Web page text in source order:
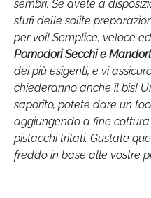
sembri. Se avete a
stufi delle solite
per voi! Semplice, veloce
Pomodori Secchi e
dei più esigenti, e vi
chiederanno anche il bis!
saporito, potete dare un
aggiungendo a fine
pistacchi tritati. Gustate
freddo in base alle vostre